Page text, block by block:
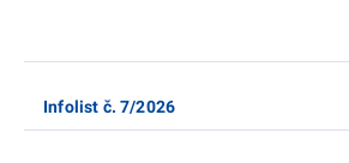
Infolist č. 7/2026